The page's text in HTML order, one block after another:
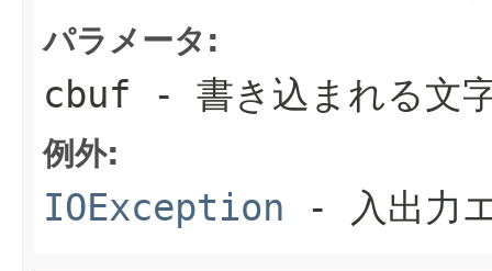
パラメータ:
cbuf - 書き込まれる文
例外:
IOException - 入出力